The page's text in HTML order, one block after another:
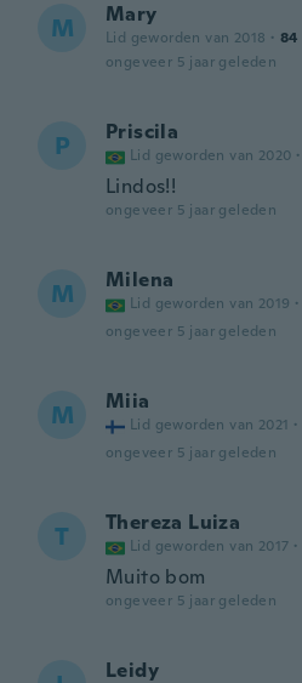
M Mary
Lid geworden van 2018 · 84
ongeveer 5 jaar geleden
P Priscila
Lid geworden van 2020 ·
Lindos!!
ongeveer 5 jaar geleden
M Milena
Lid geworden van 2019 ·
ongeveer 5 jaar geleden
M Miia
Lid geworden van 2021 ·
ongeveer 5 jaar geleden
T Thereza Luiza
Lid geworden van 2017 ·
Muito bom
ongeveer 5 jaar geleden
Leidy